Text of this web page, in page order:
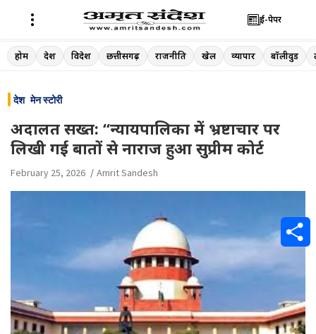
Skip
to
ई-पेपर
होम देश विदेश छत्तीसगढ़ राजनीति खेल व्यापार बॉलीवुड
देश मेन स्टोरी
अदालत सख्त: “न्यायपालिका में भ्रष्टाचार पर
लिखी गई बातों से नाराज हुआ सुप्रीम कोर्ट
February 25, 2026 Amrit Sandesh
S
a